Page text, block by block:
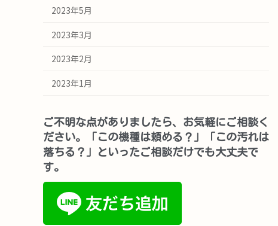
2023年5月
2023年3月
2023年2月
2023年1月
ご不明な点がありましたら、お気軽にご相談く
ださい。「この機種は頼める？」「この汚れは
落ちる？」といったご相談だけでも大丈夫で
す。